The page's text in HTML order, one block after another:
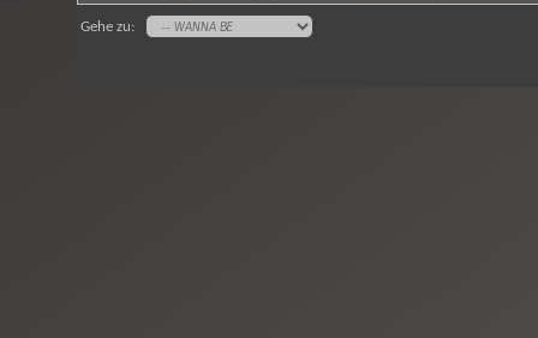
Gehe zu: